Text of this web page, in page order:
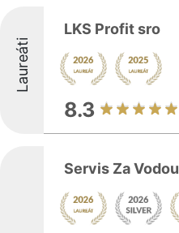
Laureáti
LKS Profit sro
8.3
Servis Za Vodou